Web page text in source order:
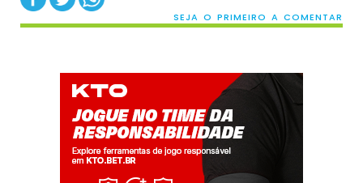
SEJA O PRIMEIRO A COMENTAR